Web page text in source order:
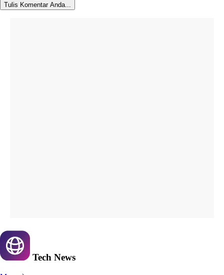
Tulis Komentar Anda...
Tech News